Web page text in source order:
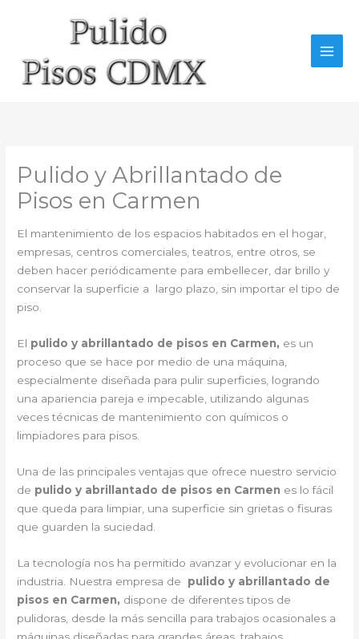
Pulido y Abrillantado de
Pisos en Carmen
El mantenimiento de los espacios habitados en el hogar,
empresas, centros comerciales, teatros, entre otros, se
deben hacer periódicamente para embellecer, dar brillo y
conservar la superficie a largo plazo, sin importar el tipo de
piso.
El pulido y abrillantado de pisos en Carmen, es un
proceso que se hace por medio de una máquina,
especialmente diseñada para pulir superficies, logrando
una apariencia pareja e impecable, utilizando algunas
veces técnicas de mantenimiento con químicos o
limpiadores para pisos.
Una de las principales ventajas que ofrece nuestro servicio
de pulido y abrillantado de pisos en Carmen es lo fácil
que queda para limpiar, una superficie sin grietas o fisuras
que guarden la suciedad.
La tecnología nos ha permitido avanzar y evolucionar en la
industria. Nuestra empresa de
pulido y abrillantado de
pisos en Carmen, dispone de diferentes tipos de
pulidoras, desde la más sencilla para trabajos ocasionales a